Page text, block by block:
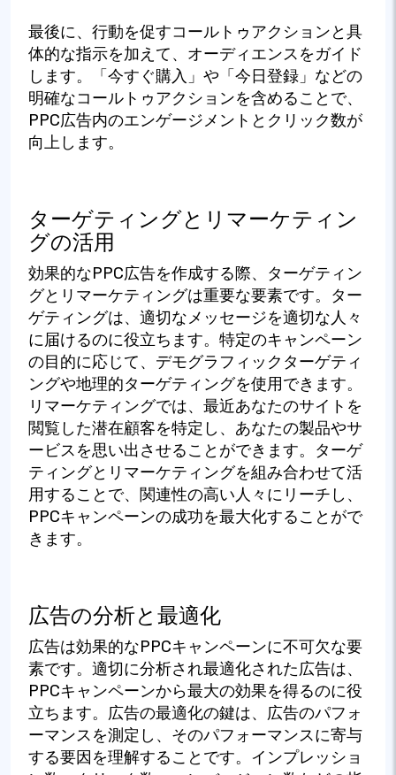
最後に、行動を促すコールトゥアクションと具
体的な指示を加えて、オーディエンスをガイド
します。「今すぐ購入」や「今日登録」などの
明確なコールトゥアクションを含めることで、
PPC広告内のエンゲージメントとクリック数が
向上します。
ターゲティングとリマーケティン
グの活用
効果的なPPC広告を作成する際、ターゲティン
グとリマーケティングは重要な要素です。ター
ゲティングは、適切なメッセージを適切な人々
に届けるのに役立ちます。特定のキャンペーン
の目的に応じて、デモグラフィックターゲティ
ングや地理的ターゲティングを使用できます。
リマーケティングでは、最近あなたのサイトを
閲覧した潜在顧客を特定し、あなたの製品やサ
ービスを思い出させることができます。ターゲ
ティングとリマーケティングを組み合わせて活
用することで、関連性の高い人々にリーチし、
PPCキャンペーンの成功を最大化することがで
きます。
広告の分析と最適化
広告は効果的なPPCキャンペーンに不可欠な要
素です。適切に分析され最適化された広告は、
PPCキャンペーンから最大の効果を得るのに役
立ちます。広告の最適化の鍵は、広告のパフォ
ーマンスを測定し、そのパフォーマンスに寄与
する要因を理解することです。インプレッショ